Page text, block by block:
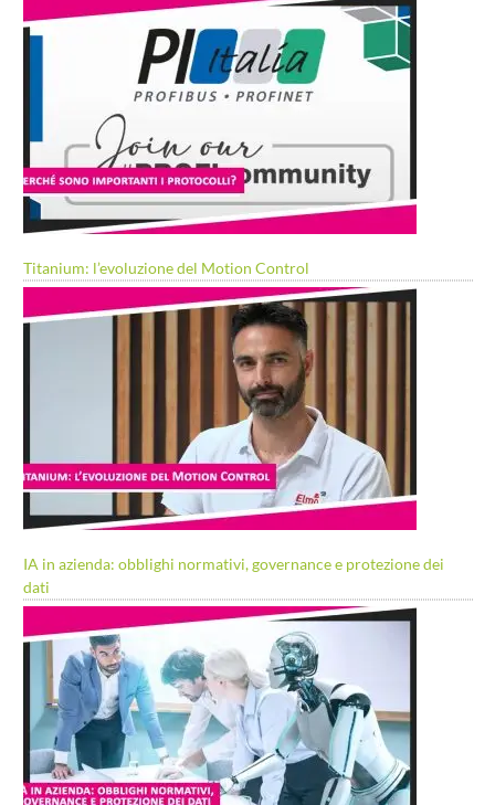
Titanium: l’evoluzione del Motion Control
IA in azienda: obblighi normativi, governance e protezione dei
dati